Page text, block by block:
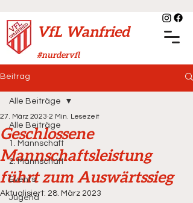
VfL Wanfried
#nurdervfl
Beitrag
Alle Beiträge
1. Mannschaft
2. Mannschaft
Events
Jugend
Alle Beiträge
Geschlossene
Mannschaftsleistung
führt zum Auswärtssieg
27. März 2023 2 Min. Lesezeit
Aktualisiert: 28. März 2023